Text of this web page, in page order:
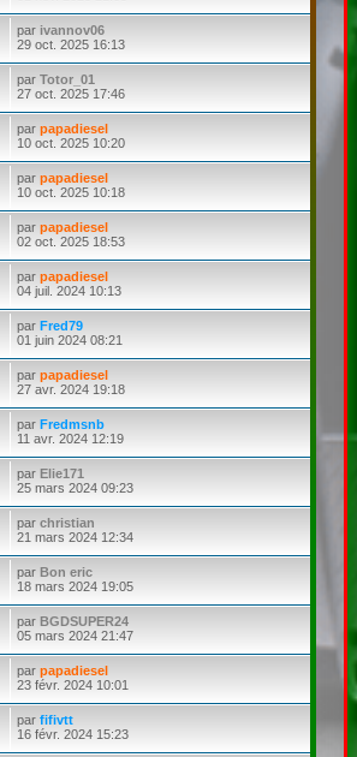
par ivannov06
29 oct. 2025 16:13
parTotor_01
27 oct. 2025 17:46
parpapadiesel
10 oct. 2025 10:20
parpapadiesel
10 oct. 2025 10:18
parpapadiesel
02 oct. 2025 18:53
parpapadiesel
04 juil. 2024 10:13
parFred79
01 juin 2024 08:21
parpapadiesel
27 avr. 2024 19:18
parFredmsnb
11 avr. 2024 12:19
par Elie171
25 mars 2024 09:23
parchristian
21 mars 2024 12:34
par Bon eric
18 mars 2024 19:05
par BGDSUPER24
05 mars 2024 21:47
parpapadiesel
23 févr. 2024 10:01
parfifivtt
16 févr. 2024 15:23